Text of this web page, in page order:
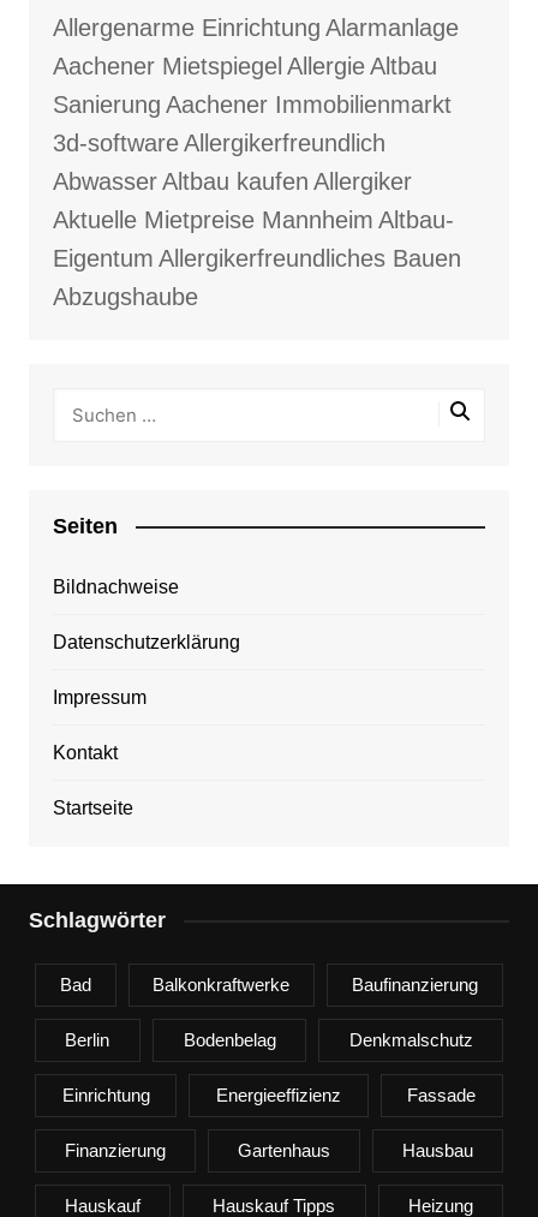
Allergenarme Einrichtung Alarmanlage
Aachener Mietspiegel AllergieAltbau
Sanierung Aachener Immobilienmarkt
3d-softwareAllergikerfreundlich
AbwasserAltbau kaufen Allergiker
Aktuelle Mietpreise Mannheim Altbau-
Eigentum Allergikerfreundliches Bauen
Abzugshaube
Seiten
Bildnachweise
Datenschutzerklärung
Impressum
Kontakt
Startseite
Schlagwörter
Bad Balkonkraftwerke Baufinanzierung
Berlin Bodenbelag Denkmalschutz
Einrichtung Energieeffizienz Fassade
Finanzierung Gartenhaus Hausbau
Hauskauf Hauskauf Tipps Heizung